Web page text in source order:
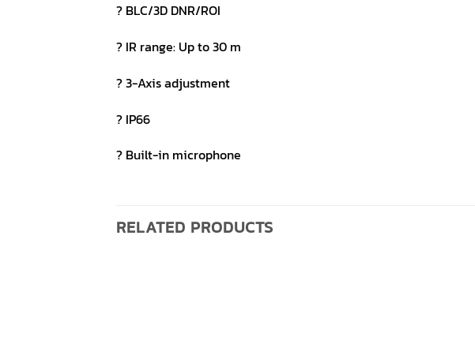
? BLC/3D DNR/ROI
? IR range: Up to 30 m
? 3-Axis adjustment
? IP66
? Built-in microphone
RELATED PRODUCTS